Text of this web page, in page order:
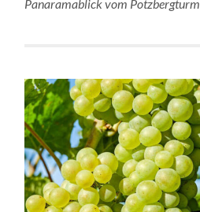
Panaramablick vom Potzbergturm